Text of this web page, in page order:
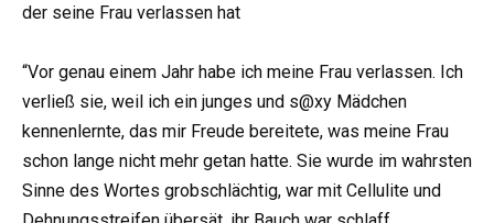
der seine Frau verlassen hat
“Vor genau einem Jahr habe ich meine Frau verlassen. Ich
verließ sie, weil ich ein junges und s@xy Mädchen
kennenlernte, das mir Freude bereitete, was meine Frau
schon lange nicht mehr getan hatte. Sie wurde im wahrsten
Sinne des Wortes grobschlächtig, war mit Cellulite und